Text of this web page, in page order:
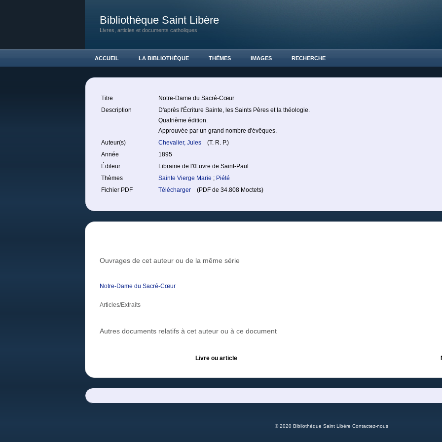
Bibliothèque Saint Libère
Livres, articles et documents catholiques
ACCUEIL LA BIBLIOTHÈQUE THÈMES IMAGES RECHERCHE
Titre
Notre-Dame du Sacré-Cœur
Description
D'après l'Écriture Sainte, les Saints Pères et la théologie.
Quatrième édition.
Approuvée par un grand nombre d'évêques.
Auteur(s)
Chevalier, Jules
(T. R. P.)
Année
1895
Éditeur
Librairie de l'Œuvre de Saint-Paul
Thèmes
Sainte Vierge Marie ; Piété
Fichier PDF
Télécharger (PDF de 34.808 Moctets)
Ouvrages de cet auteur ou de la même série
Notre-Dame du Sacré-Cœur
Articles/Extraits
Autres documents relatifs à cet auteur ou à ce document
Livre ou article
© 2020 Bibliothèque Saint Libère Contactez-nous